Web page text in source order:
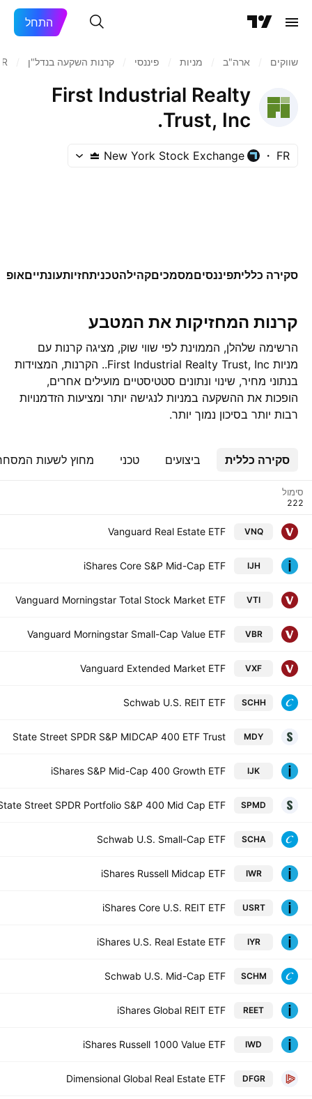
התחל
שווקים ארה"ב‏ מניות‏ פיננסי קרנות השקעה בנדל"ן
First Industrial Realty
Trust, Inc.
FR
New York Stock Exchange
סקירה כלליתפיננסיםמסמכיםקהילהטכניתחזיותעונתיים
קרנות המחזיקות את המטבע
הרשימה שלהלן, הממוינת לפי שווי שוק, מציגה קרנות עם
מניות First Industrial Realty Trust, Inc.. הקרנות, המצוידות
בנתוני מחיר, שינוי ונתונים סטטיסטיים מועילים אחרים,
הופכות את ההשקעה במניות לנגישה יותר ומציעות הזדמנויות
רבות יותר בסיכון נמוך יותר.
סקירה כללית ביצועים טכני מחוץ לשעות
סימול
VNQ
Vanguard Real Estate ETF
IJH
iShares Core S&P Mid-Cap ETF
VTI
Vanguard Morningstar Total Stock Market ETF
VBR
Vanguard Morningstar Small-Cap Value ETF
VXF
Vanguard Extended Market ETF
SCHH
Schwab U.S. REIT ETF
MDY
State Street SPDR S&P MIDCAP 400 ETF Trust
IJK
iShares S&P Mid-Cap 400 Growth ETF
SPMD
Street SPDR Portfolio S&P 400 Mid Cap ETF
SCHA
Schwab U.S. Small-Cap ETF
IWR
iShares Russell Midcap ETF
USRT
iShares Core U.S. REIT ETF
IYR
iShares U.S. Real Estate ETF
SCHM
Schwab U.S. Mid-Cap ETF
REET
iShares Global REIT ETF
IWD
iShares Russell 1000 Value ETF
DFGR
Dimensional Global Real Estate ETF